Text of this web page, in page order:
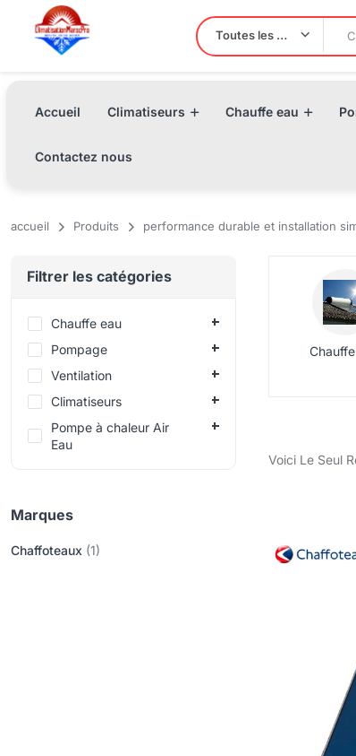
Toutes les Catégories
Accueil Climatiseurs Chauffe eau
Contactez nous
accueil Produits performance durable et installation
Voici Le Seul
Filtrer les catégories
Chauffe eau
Pompage
Ventilation
Climatiseurs
Pompe à chaleur Air
Eau
Marques
Chaffoteaux (1)